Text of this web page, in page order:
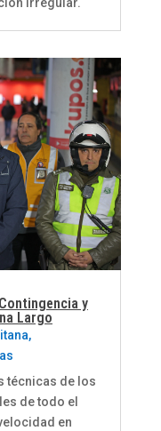
irregular.
y
Largo
,
técnicas de los
de todo el
en